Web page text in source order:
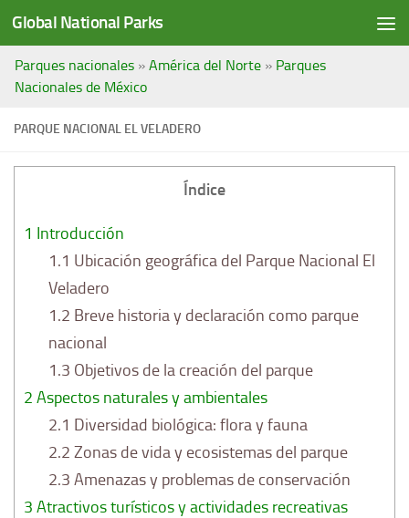
Saltar al contenido
Global National Parks
Parques nacionales » América del Norte » Parques
Nacionales de México
PARQUE NACIONAL EL VELADERO
Índice
1 Introducción
1.1 Ubicación geográfica del Parque Nacional El
Veladero
1.2 Breve historia y declaración como parque
nacional
1.3 Objetivos de la creación del parque
2 Aspectos naturales y ambientales
2.1 Diversidad biológica: flora y fauna
2.2 Zonas de vida y ecosistemas del parque
2.3 Amenazas y problemas de conservación
3 Atractivos turísticos y actividades recreativas